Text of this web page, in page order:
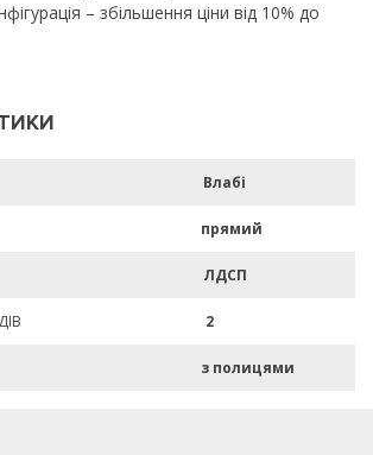
– збільшення ціни від 10% до
Влабі
прямий
ЛДСП
2
з полицями